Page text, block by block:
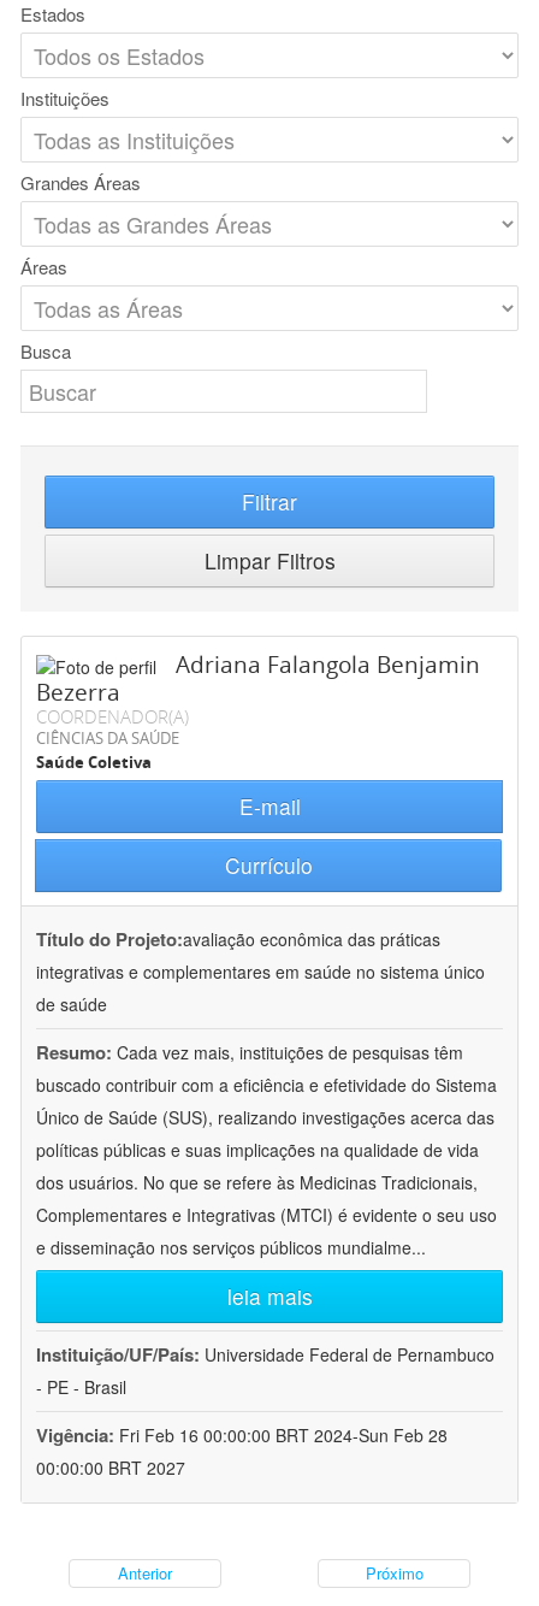
Estados
Instituições
Grandes Áreas
Áreas
Busca
Filtrar
Limpar Filtros
Adriana Falangola Benjamin
Bezerra
COORDENADOR(A)
CIÊNCIAS DA SAÚDE
Saúde Coletiva
E-mail
Currículo
Título do Projeto:avaliação econômica das práticas
integrativas e complementares em saúde no sistema único
de saúde
Resumo: Cada vez mais, instituições de pesquisas têm
buscado contribuir com a eficiência e efetividade do Sistema
Único de Saúde (SUS), realizando investigações acerca das
políticas públicas e suas implicações na qualidade de vida
dos usuários. No que se refere às Medicinas Tradicionais,
Complementares e Integrativas (MTCI) é evidente o seu uso
e disseminação nos serviços públicos mundialme...
leia mais
Instituição/UF/País: Universidade Federal de Pernambuco
- PE - Brasil
Vigência: Fri Feb 16 00:00:00 BRT 2024-Sun Feb 28
00:00:00 BRT 2027
Anterior Próximo